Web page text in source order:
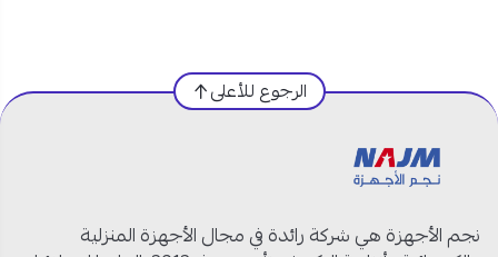
رقم الموديل:D90D25ESL-XG-RR04
نوع المنتج: ميكرويف
الخامة الداخلية:
نوع الباب:
الفريم:ستانلس ستيل
الرجوع للأعلى
نجم الأجهزة هي شركة رائدة في مجال الأجهزة المنزلية